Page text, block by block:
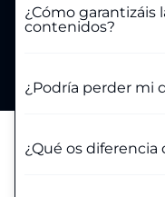
¿Cómo garantizáis
contenidos?
¿Podría perder mi
¿Qué os diferencia